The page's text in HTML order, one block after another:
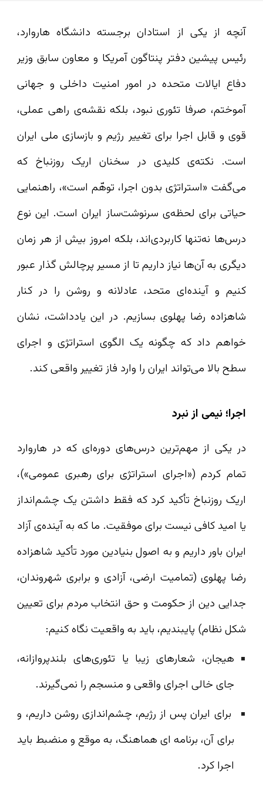
آنچه از یکی از استادان برجسته دانشگاه هاروارد،
رئیس پیشین دفتر پنتاگون آمریکا و معاون سابق وزیر
دفاع ایالات متحده در امور امنیت داخلی و جهانی
آموختم، صرفا تئوری نبود، بلکه نقشه‌ی راهی عملی،
قوی و قابل اجرا برای تغییر رژیم و بازسازی ملی ایران
است. نکته‌ی کلیدی در سخنان اریک روزنباخ که
می‌گفت «استراتژی بدون اجرا، توهّم است»، راهنمایی
حیاتی برای لحظه‌ی سرنوشت‌ساز ایران است. این نوع
درس‌ها نه‌تنها کاربردی‌اند، بلکه امروز بیش از هر زمان
دیگری به آن‌ها نیاز داریم تا از مسیر پرچالش گذار عبور
کنیم و آینده‌ای متحد، عادلانه و روشن را در کنار
شاهزاده رضا پهلوی بسازیم. در این یادداشت، نشان
خواهم داد که چگونه یک الگوی استراتژی و اجرای
سطح بالا می‌تواند ایران را وارد فاز تغییر واقعی کند.
اجرا؛ نیمی از نبرد
در یکی از مهم‌ترین درس‌های دوره‌ای که در هاروارد
تمام کردم («اجرای استراتژی برای رهبری عمومی»)،
اریک روزنباخ تأکید کرد که فقط داشتن یک چشم‌انداز
یا امید کافی نیست برای موفقیت. ما که به آینده‌ی آزاد
ایران باور داریم و به اصول بنیادین مورد تأکید شاهزاده
رضا پهلوی (تمامیت ارضی، آزادی و برابری شهروندان،
جدایی دین از حکومت و حق انتخاب مردم برای تعیین
شکل نظام) پایبندیم، باید به واقعیت نگاه کنیم:
هیجان، شعارهای زیبا یا تئوری‌های بلندپروازانه،
جای خالی اجرای واقعی و منسجم را نمی‌گیرند.
برای ایران پس از رژیم، چشم‌اندازی روشن داریم، و
برای آن، برنامه‌ ای هماهنگ، به‌ موقع و منضبط باید
اجرا کرد.